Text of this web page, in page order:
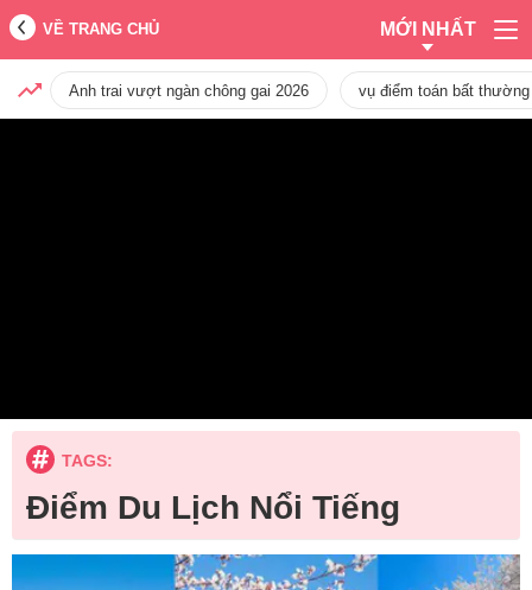
VỀ TRANG CHỦ MỚI NHẤT
Anh trai vượt ngàn chông gai 2026 vụ điểm toán bất
TAGS:
Điểm Du Lịch Nổi Tiếng